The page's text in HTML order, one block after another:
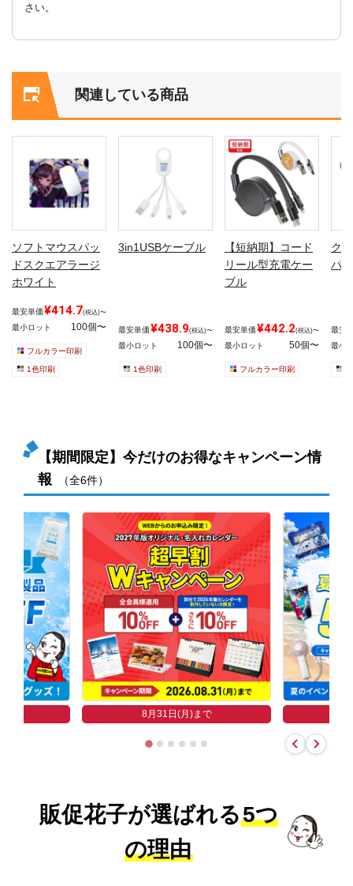
さい。
関連している商品
ソフトマウスパッ
ドスクエアラージ
ホワイト
最安単価¥414.7(税込)〜
最小ロット 100個〜
フルカラー印刷
1色印刷
3in1USBケーブル
最安単価¥438.9(税込)〜
最小ロット 100個〜
1色印刷
【短納期】コード
リール型充電ケー
ブル
最安単価¥442.2(税込)〜
最小ロット 50個〜
フルカラー印刷
ク
パ
最安
最小
【期間限定】今だけのお得なキャンペーン情
報
（全6件）
8月31日(月)まで
販促花子が選ばれる5つ
の理由